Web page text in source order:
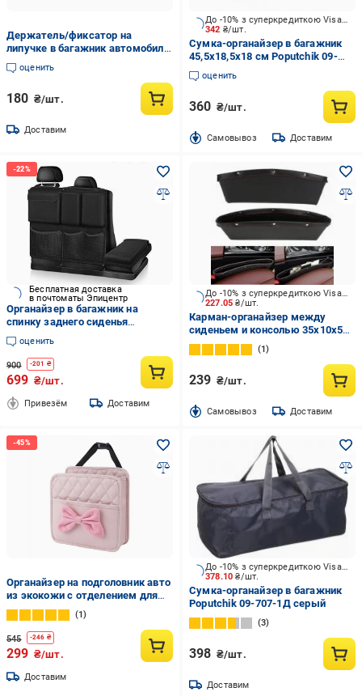
Держатель/фиксатор на
липучке в багажник автомобиля
Тип 5 (784-250)
оценить
180 ₴/шт.
Доставим
342 ₴/шт.
До -10% з суперкредиткою Visa Вигода
Сумка-органайзер в багажник
45,5х18,5х18 см Poputchik 09-
718-1Д черный
оценить
360 ₴/шт.
Cамовывоз Доставим
Бесплатная доставка
в почтоматы Эпицентр
Органайзер в багажник на
спинку заднего сиденья
автомобиля 100x45 см Черный
(40019)
оценить
900 -201 ₴
699 ₴/шт.
Привезём Доставим
227.05₴/шт.
До -10% з суперкредиткою Visa Вигода
Карман-органайзер между
сиденьем и консолью 35x10x5
см Poputchik черный
1
239 ₴/шт.
Cамовывоз Доставим
Органайзер на подголовник авто
из экокожи с отделением для
телефона (N-019)
1
545 -246 ₴
299 ₴/шт.
Доставим
378.10₴/шт.
До -10% з суперкредиткою Visa Вигода
Сумка-органайзер в багажник
Poputchik 09-707-1Д серый
3
398 ₴/шт.
Доставим